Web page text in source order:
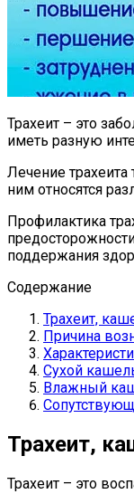
Трахеит – это
иметь разную
Лечение
ним относятся
Профилактика
поддержания
Содержание
Трахеит,
Причина
Сухой
Влажный
Трахеит,
Трахеит – это